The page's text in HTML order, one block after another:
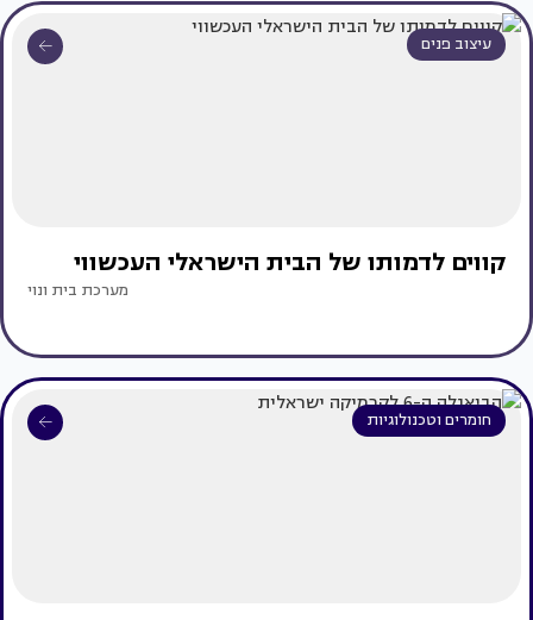
עיצוב פנים
קווים לדמותו של הבית הישראלי העכשווי
מערכת בית ונוי
חומרים וטכנולוגיות